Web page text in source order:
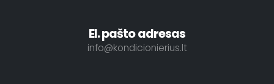
El. pašto adresas
info@kondicionierius.lt